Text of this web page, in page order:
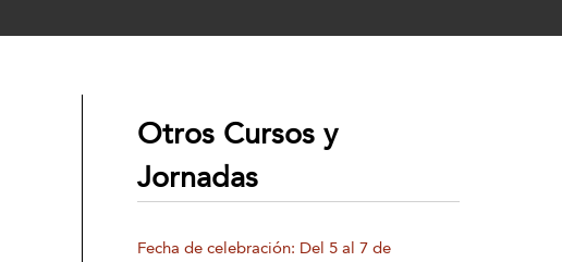
Otros Cursos y
Jornadas
Fecha de celebración: Del 5 al 7 de